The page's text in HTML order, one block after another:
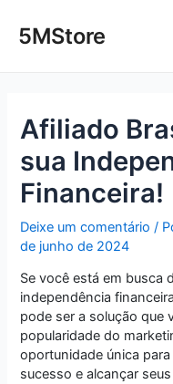
para5MStore
Afiliado
sua
Financeira!
Deixe um comentário /
de junho de 2024
Se você está em busca
independência
pode ser a solução que
popularidade do
oportunidade única
sucesso e alcançar
navigation